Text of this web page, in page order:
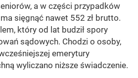
a w części przypadków
sięgnąć nawet 552 zł brutto.
który od lat budził spory
sądowych. Chodzi o osoby,
emerytury
wyliczano niższe świadczenie.